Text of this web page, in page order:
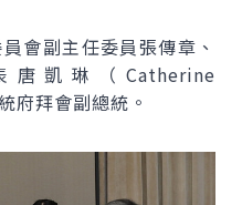
會副主任委員張傳章、
唐凱琳（ Catherine
府拜會副總統。